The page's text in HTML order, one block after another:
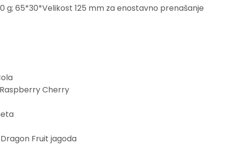
g; 65*30*Velikost 125 mm za enostavno prenašanje
Cherry
Fruit jagoda